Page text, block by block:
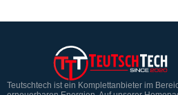
Teutschtech ist ein Komplettanbieter im